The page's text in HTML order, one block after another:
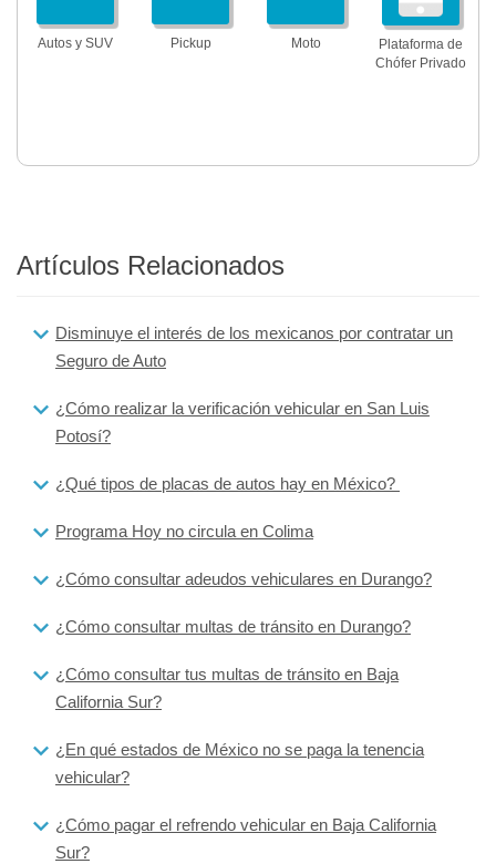
Autos y SUV Pickup Moto
Plataforma de
Chófer Privado
Artículos Relacionados
Disminuye el interés de los mexicanos por contratar un
Seguro de Auto
¿Cómo realizar la verificación vehicular en San Luis
Potosí?
¿Qué tipos de placas de autos hay en México?
Programa Hoy no circula en Colima
¿Cómo consultar adeudos vehiculares en Durango?
¿Cómo consultar multas de tránsito en Durango?
¿Cómo consultar tus multas de tránsito en Baja
California Sur?
¿En qué estados de México no se paga la tenencia
vehicular?
¿Cómo pagar el refrendo vehicular en Baja California
Sur?